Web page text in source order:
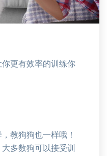
更有效率的训练你
教狗狗也一样哦！
多数狗可以接受训